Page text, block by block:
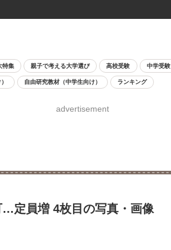
特集 親子で考える大学選び 高校受験 中学受験
自由研究教材（中学生向け） ランキング
advertisement
…定員増 4枚目の写真・画像